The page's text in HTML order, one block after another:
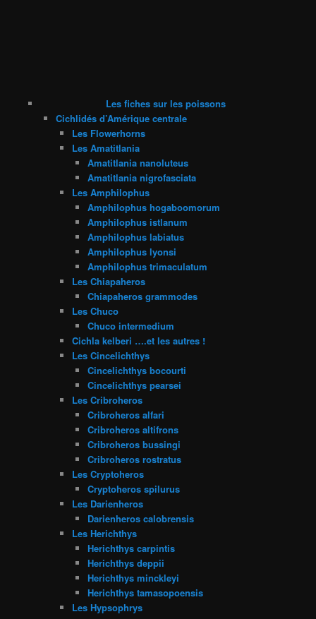
Les fiches sur les poissons
Cichlidés d’Amérique centrale
Les Flowerhorns
Les Amatitlania
Amatitlania nanoluteus
Amatitlania nigrofasciata
Les Amphilophus
Amphilophus hogaboomorum
Amphilophus istlanum
Amphilophus labiatus
Amphilophus lyonsi
Amphilophus trimaculatum
Les Chiapaheros
Chiapaheros grammodes
Les Chuco
Chuco intermedium
Cichla kelberi ….et les autres !
Les Cincelichthys
Cincelichthys bocourti
Cincelichthys pearsei
Les Cribroheros
Cribroheros alfari
Cribroheros altifrons
Cribroheros bussingi
Cribroheros rostratus
Les Cryptoheros
Cryptoheros spilurus
Les Darienheros
Darienheros calobrensis
Les Herichthys
Herichthys carpintis
Herichthys deppii
Herichthys minckleyi
Herichthys tamasopoensis
Les Hypsophrys